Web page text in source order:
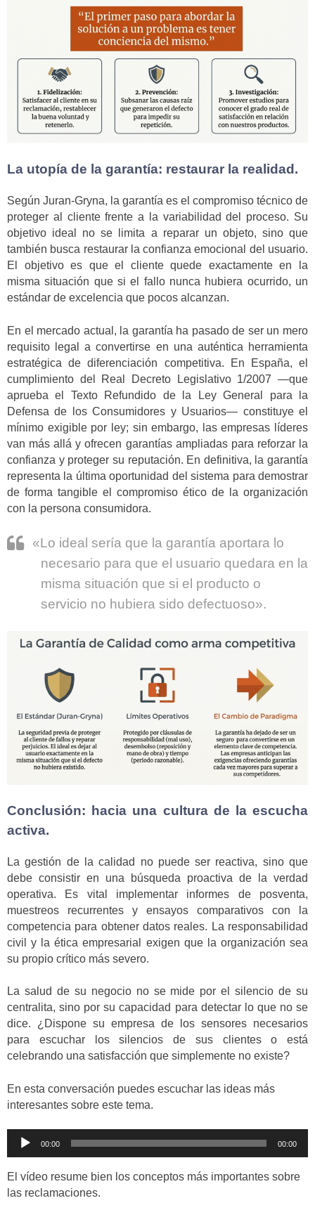
La utopía de la garantía: restaurar la realidad.
Según Juran-Gryna, la garantía es el compromiso técnico de
proteger al cliente frente a la variabilidad del proceso. Su
objetivo ideal no se limita a reparar un objeto, sino que
también busca restaurar la confianza emocional del usuario.
El objetivo es que el cliente quede exactamente en la
misma situación que si el fallo nunca hubiera ocurrido, un
estándar de excelencia que pocos alcanzan.
En el mercado actual, la garantía ha pasado de ser un mero
requisito legal a convertirse en una auténtica herramienta
estratégica de diferenciación competitiva. En España, el
cumplimiento del Real Decreto Legislativo 1/2007 —que
aprueba el Texto Refundido de la Ley General para la
Defensa de los Consumidores y Usuarios— constituye el
mínimo exigible por ley; sin embargo, las empresas líderes
van más allá y ofrecen garantías ampliadas para reforzar la
confianza y proteger su reputación. En definitiva, la garantía
representa la última oportunidad del sistema para demostrar
de forma tangible el compromiso ético de la organización
con la persona consumidora.
«Lo ideal sería que la garantía aportara lo
necesario para que el usuario quedara en la
misma situación que si el producto o
servicio no hubiera sido defectuoso».
Conclusión: hacia una cultura de la escucha
activa.
La gestión de la calidad no puede ser reactiva, sino que
debe consistir en una búsqueda proactiva de la verdad
operativa. Es vital implementar informes de posventa,
muestreos recurrentes y ensayos comparativos con la
competencia para obtener datos reales. La responsabilidad
civil y la ética empresarial exigen que la organización sea
su propio crítico más severo.
La salud de su negocio no se mide por el silencio de su
centralita, sino por su capacidad para detectar lo que no se
dice. ¿Dispone su empresa de los sensores necesarios
para escuchar los silencios de sus clientes o está
celebrando una satisfacción que simplemente no existe?
En esta conversación puedes escuchar las ideas más
interesantes sobre este tema.
Reproductor
audio
00:00 00:00
El vídeo resume bien los conceptos más importantes sobre
las reclamaciones.